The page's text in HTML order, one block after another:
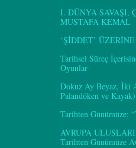
I. DÜNYA SAVAŞI,
MUSTAFA KEMAL
‘ŞİDDET’
Tarihsel Süreç
Oyunlar-
Dokuz Ay Beyaz, İki
Palandöken ve Kayak)
Tarihten Günümüze;
AVRUPA
Tarihten Günümüze